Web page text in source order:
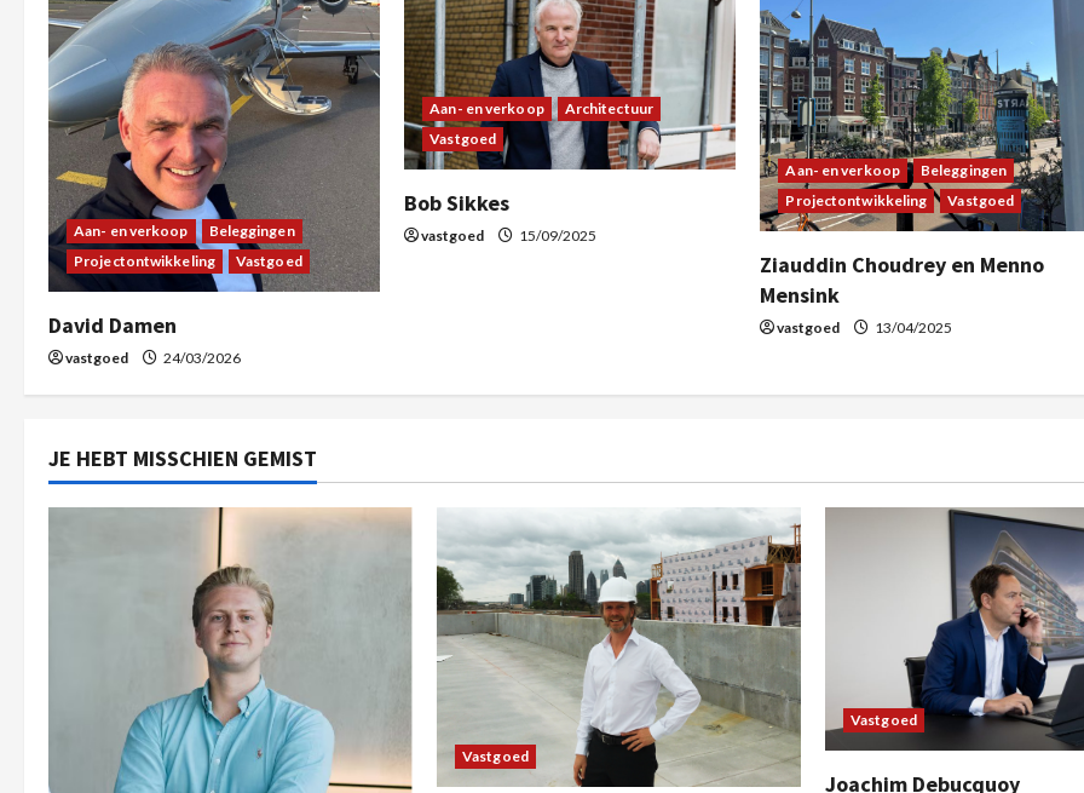
Aan- en verkoop
Beleggingen
Projectontwikkeling
Vastgoed
David Damen
vastgoed 24/03/2026
Aan- en verkoop
Architectuur
Vastgoed
Bob Sikkes
vastgoed 15/09/2025
Aan- en verkoop
Beleggingen
Projectontwikkeling
Vastgoed
Ziauddin Choudrey en Menno
Mensink
vastgoed 13/04/2025
JE HEBT MISSCHIEN GEMIST
Vastgoed
Vastgoed
Joachim Debucquoy